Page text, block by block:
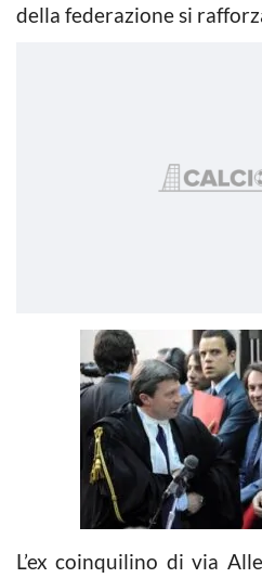
della federazione si
L’ex coinquilino di via